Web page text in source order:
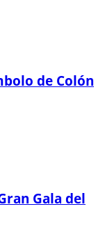
de Colón
Gala del